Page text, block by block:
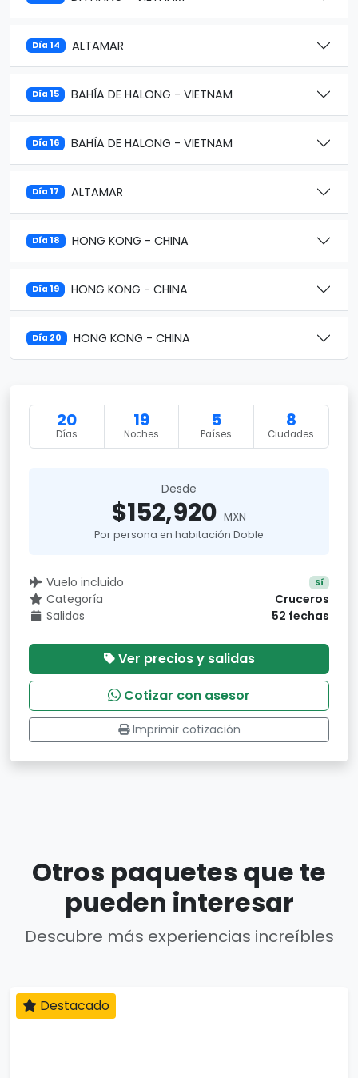
Día 14 ALTAMAR
Día 15 BAHÍA DE HALONG - VIETNAM
Día 16 BAHÍA DE HALONG - VIETNAM
Día 17 ALTAMAR
Día 18 HONG KONG - CHINA
Día 19 HONG KONG - CHINA
Día 20 HONG KONG - CHINA
20
Días
19
Noches
5
Países
8
Ciudades
Desde
$152,920 MXN
Por persona en habitación Doble
Vuelo incluido Sí
Categoría
Cruceros
Salidas
52 fechas
Ver precios y salidas
Cotizar con asesor
Imprimir cotización
Otros paquetes que te
pueden interesar
Descubre más experiencias increíbles
Destacado